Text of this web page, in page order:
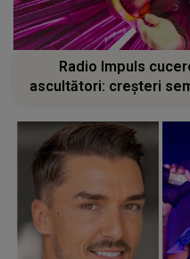
Radio Impuls
ascultători: creșteri